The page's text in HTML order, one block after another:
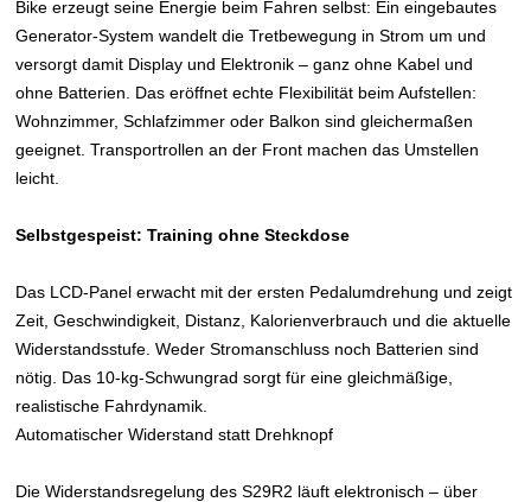
Bike erzeugt seine Energie beim Fahren selbst: Ein eingebautes
Generator-System wandelt die Tretbewegung in Strom um und
versorgt damit Display und Elektronik – ganz ohne Kabel und
ohne Batterien. Das eröffnet echte Flexibilität beim Aufstellen:
Wohnzimmer, Schlafzimmer oder Balkon sind gleichermaßen
geeignet. Transportrollen an der Front machen das Umstellen
leicht.
Selbstgespeist: Training ohne Steckdose
Das LCD-Panel erwacht mit der ersten Pedalumdrehung und zeigt
Zeit, Geschwindigkeit, Distanz, Kalorienverbrauch und die aktuelle
Widerstandsstufe. Weder Stromanschluss noch Batterien sind
nötig. Das 10-kg-Schwungrad sorgt für eine gleichmäßige,
realistische Fahrdynamik.
Automatischer Widerstand statt Drehknopf
Die Widerstandsregelung des S29R2 läuft elektronisch – über